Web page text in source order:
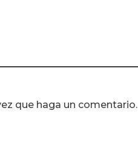
que haga un comentario.